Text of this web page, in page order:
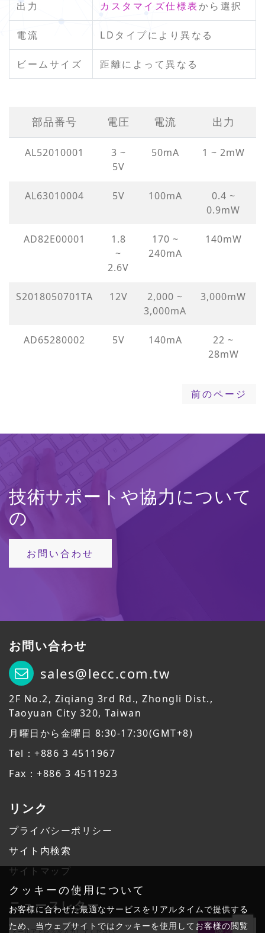
出力 カスタマイズ仕様表から選択
電流 LDタイプにより異なる
ビームサイズ 距離によって異なる
部品番号 電圧 電流 出力
AL52010001
3 ~
5V
50mA 1 ~ 2mW
AL63010004 5V 100mA
0.4 ~
0.9mW
AD82E00001
1.8
~
2.6V
170 ~
240mA
140mW
S2018050701TA 12V
2,000 ~
3,000mA
3,000mW
AD65280002 5V 140mA
22 ~
28mW
前のページ
技術サポートや協力について
の
お問い合わせ
お問い合わせ
sales@lecc.com.tw
2F No.2, Ziqiang 3rd Rd., Zhongli Dist.,
Taoyuan City 320, Taiwan
月曜日から金曜日 8:30-17:30(GMT+8)
Tel：+886 3 4511967
Fax：+886 3 4511923
リンク
プライバシーポリシー
サイト内検索
サイトマップ
ニュースレター
クッキーの使用について
お客様に合わせた最適なサービスをリアルタイムで提供する
ため、当ウェブサイトではクッキーを使用してお客様の閲覧